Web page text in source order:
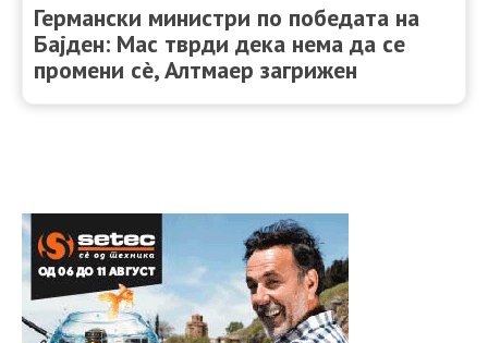
Германски министри по победата на
Бајден: Мас тврди дека нема да се
промени сè, Алтмаер загрижен